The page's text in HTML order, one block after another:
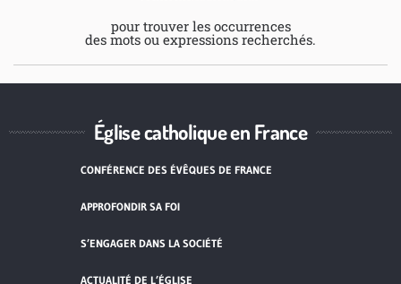
pour trouver les occurrences
des mots ou expressions recherchés.
Église catholique en France
CONFÉRENCE DES ÉVÊQUES DE FRANCE
APPROFONDIR SA FOI
S’ENGAGER DANS LA SOCIÉTÉ
ACTUALITÉ DE L’ÉGLISE